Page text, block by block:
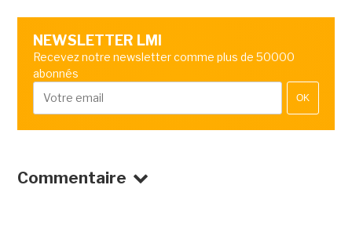
NEWSLETTER LMI
Recevez notre newsletter comme plus de 50000
abonnés
OK
Commentaire